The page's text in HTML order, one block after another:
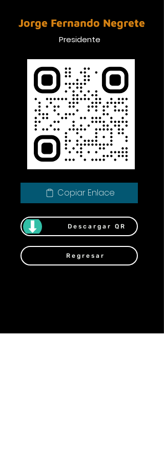
Jorge Fernando Negrete
Presidente
Copiar Enlace
Descargar QR
Regresar